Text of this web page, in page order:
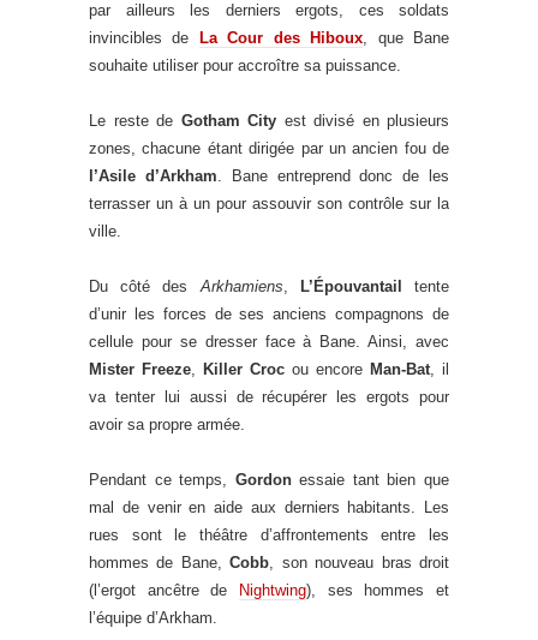
par ailleurs les derniers ergots, ces soldats
invincibles de
La Cour des Hiboux, que Bane
souhaite utiliser pour accroître sa puissance.
Le reste de Gotham City est divisé en plusieurs
zones, chacune étant dirigée par un ancien fou de
l’Asile d’Arkham. Bane entreprend donc de les
terrasser un à un pour assouvir son contrôle sur la
ville.
Du côté desArkhamiens, L’Épouvantail
tente
d’unir les forces de ses anciens compagnons de
cellule pour se dresser face à Bane. Ainsi, avec
Mister Freeze, Killer Croc ou encore Man-Bat, il
va tenter lui aussi de récupérer les ergots pour
avoir sa propre armée.
Pendant ce temps, Gordonessaie tant bien que
mal de venir en aide aux derniers habitants. Les
rues sont le théâtre d’affrontements entre les
hommes de Bane,Cobb, son nouveau bras droit
(l’ergot ancêtre de
Nightwing), ses hommes et
l’équipe d’Arkham.